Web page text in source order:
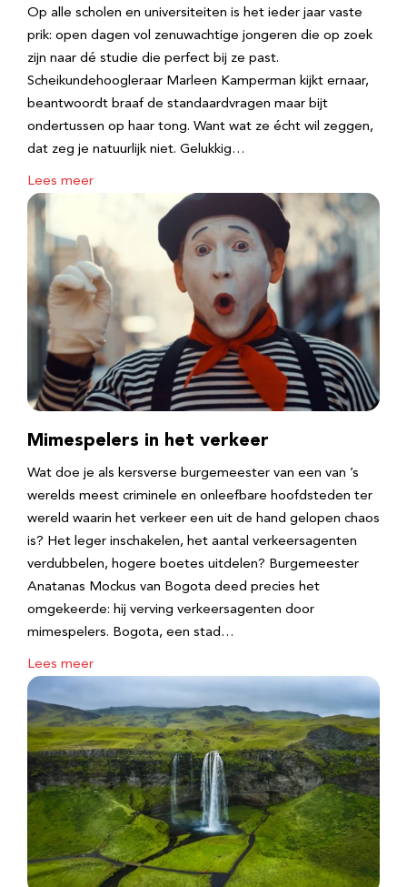
Op alle scholen en universiteiten is het ieder jaar vaste
prik: open dagen vol zenuwachtige jongeren die op zoek
zijn naar dé studie die perfect bij ze past.
Scheikundehoogleraar Marleen Kamperman kijkt ernaar,
beantwoordt braaf de standaardvragen maar bijt
ondertussen op haar tong. Want wat ze écht wil zeggen,
dat zeg je natuurlijk niet. Gelukkig…
Lees meer
Mimespelers in het verkeer
Wat doe je als kersverse burgemeester van een van ’s
werelds meest criminele en onleefbare hoofdsteden ter
wereld waarin het verkeer een uit de hand gelopen chaos
is? Het leger inschakelen, het aantal verkeersagenten
verdubbelen, hogere boetes uitdelen? Burgemeester
Anatanas Mockus van Bogota deed precies het
omgekeerde: hij verving verkeersagenten door
mimespelers. Bogota, een stad…
Lees meer